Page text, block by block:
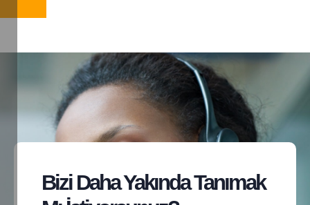
Bizi Daha Yakında Tanımak